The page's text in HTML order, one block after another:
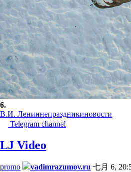
6.
В.И. Лениннепраздникиновости
Telegram channel
LJ Video
promo vadimrazumov.ru 七月 6,